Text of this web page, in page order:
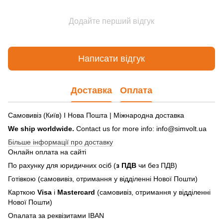
Додайте перший відгук
Написати відгук
Доставка Оплата
Самовивіз (Київ) І Нова Пошта | Міжнародна доставка
We ship worldwide. Contact us for more info: info@simvolt.ua
Більше інформації про доставку
Онлайн оплата на сайті
По рахунку для юридичних осіб (з ПДВ чи без ПДВ)
Готівкою (самовивіз, отримання у відділенні Нової Пошти)
Карткою Visa і Mastercard (самовивіз, отримання у відділенні
Нової Пошти)
Опалата за реквізитами IBAN